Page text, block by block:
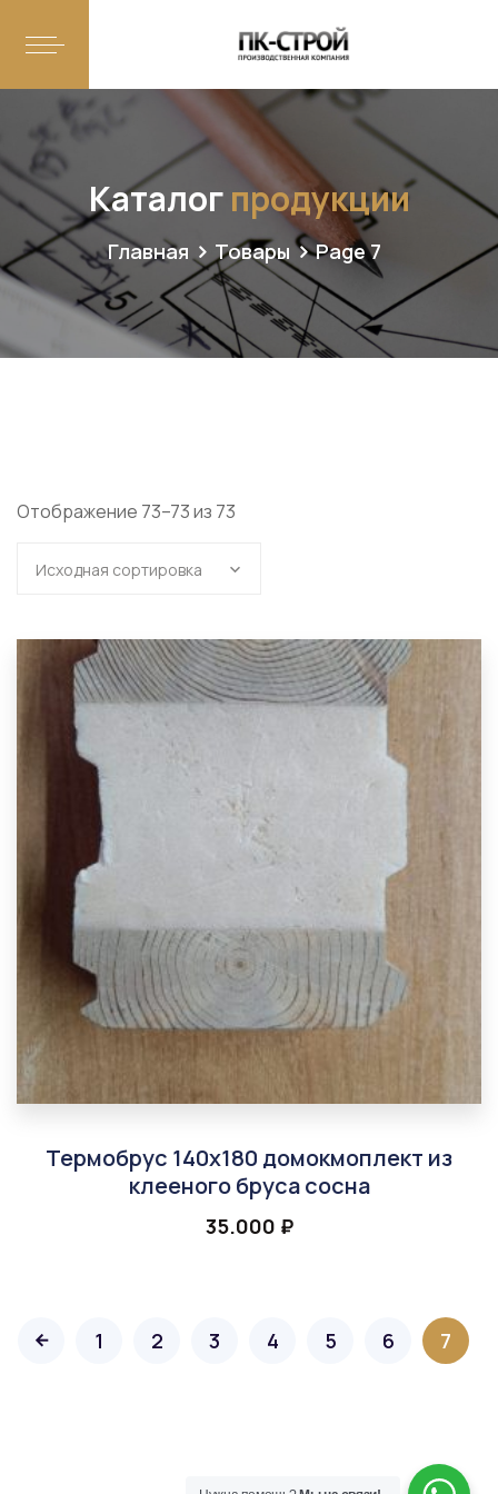
Каталогпродукции
Главная Товары Page 7
Отображение 73–73 из 73
Исходная сортировка
Термобрус 140х180 домокмоплект из
клееного бруса сосна
35.000 ₽
1 2 3 4 5 6 7